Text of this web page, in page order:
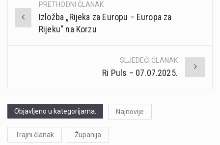
Post
navigation
PRETHODNI ČLANAK
Izložba „Rijeka za Europu – Europa za
Rijeku“ na Korzu
SLJEDEĆI ČLANAK
Ri Puls – 07.07.2025.
Objavljeno u kategorijama: Najnovije
Trajni članak Županija